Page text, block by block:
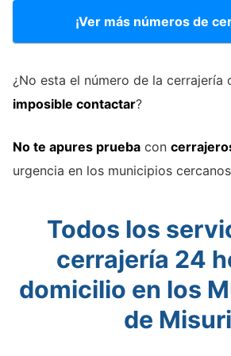
¡Ver más números de
¿No esta el número de la cerrajería
imposible contactar?
No te apures prueba con
urgencia en los municipios cercanos
Todos los
cerrajería 24
domicilio en los
de Misuri